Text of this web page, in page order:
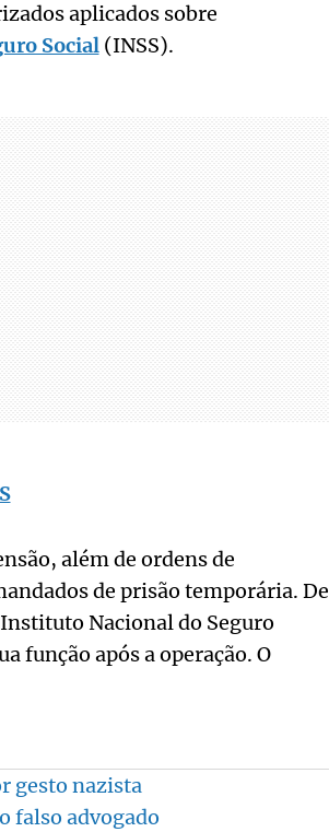
aplicados sobre
Social(INSS).
além de ordens de
de prisão temporária. De
Nacional do Seguro
função após a operação. O
gesto nazista
falso advogado